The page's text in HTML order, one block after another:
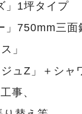
」1坪タイプ
」750mm三面
」
ュZ」＋シャ
事、